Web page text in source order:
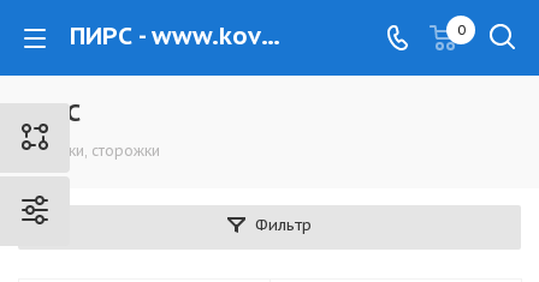
ПИРС - www.kovrovec.ru 0
ПИРС
Кивки, сторожки
Фильтр